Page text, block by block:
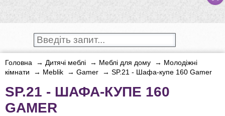
Головна → Дитячі меблі → Меблі для дому → Молодіжні
кімнати → Meblik → Gamer → SP.21 - Шафа-купе 160 Gamer
SP.21 - ШАФА-КУПЕ 160
GAMER